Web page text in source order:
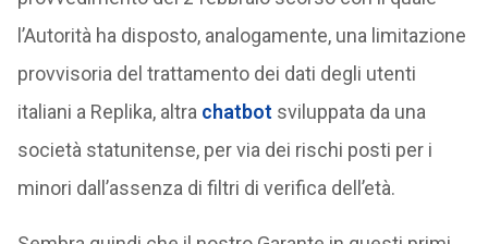
l’Autorità ha disposto, analogamente, una limitazione
provvisoria del trattamento dei dati degli utenti
italiani a Replika, altra chatbot sviluppata da una
società statunitense, per via dei rischi posti per i
minori dall’assenza di filtri di verifica dell’età.